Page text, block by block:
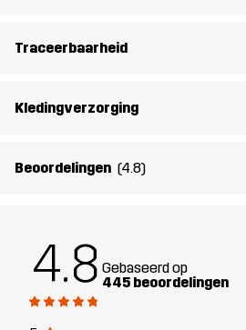
voor
Traceerbaarheid
Kledingverzorging
Beoordelingen (4.8)
4.8 Gebaseerd op
445 beoordelingen